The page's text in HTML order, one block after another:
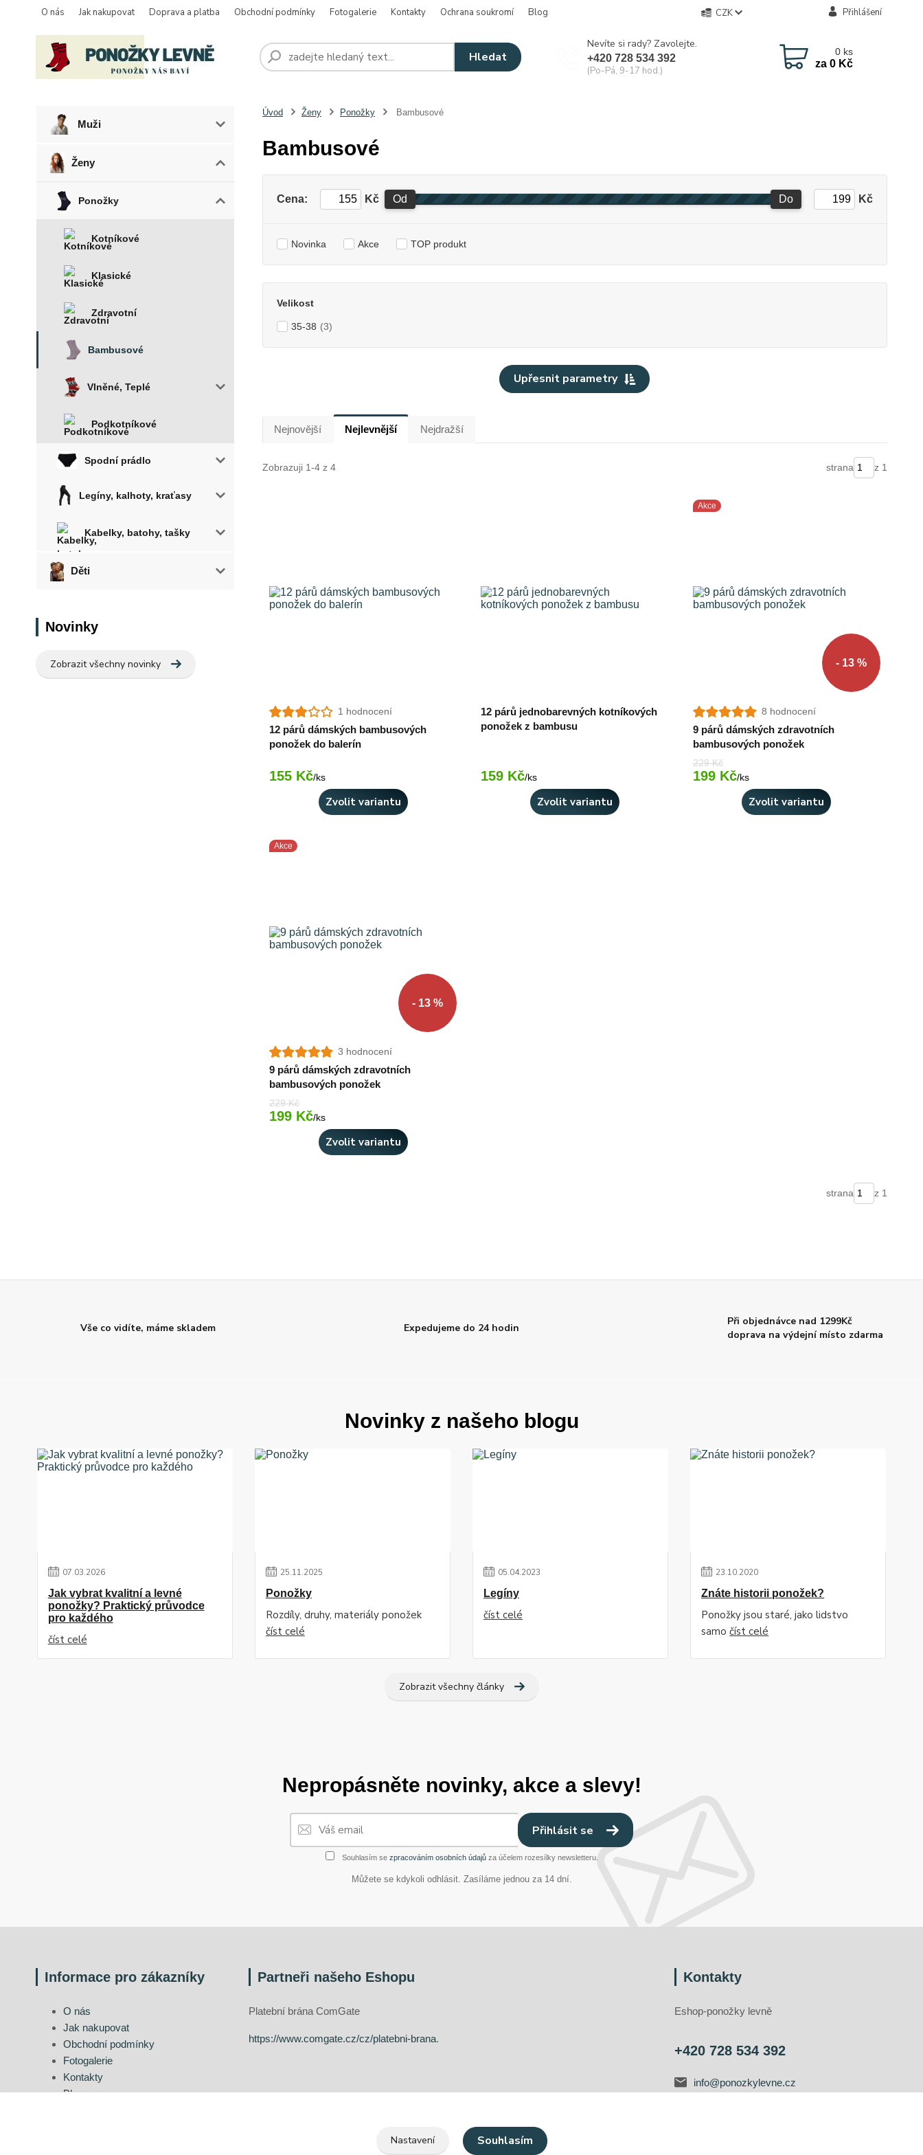
O nás Jak nakupovat Doprava a platba Obchodní podmínky Fotogalerie Kontakty Ochrana soukromí Blog CZK Přihlášení
Hledat
Nevíte si rady? Zavolejte.
+420 728 534 392
(Po-Pá, 9-17 hod.)
0 ks
za 0 Kč
Muži
Ženy
Ponožky
Kotníkové
Klasické
Zdravotní
Bambusové
Vlněné, Teplé
Podkotníkové
Spodní prádlo
Legíny, kalhoty, kraťasy
Kabelky, batohy, tašky
Děti
Novinky
Zobrazit všechny novinky
Úvod Ženy Ponožky Bambusové
Bambusové
Upřesnit parametry
Cena: Kč Od Do Kč
Novinka Akce TOP produkt
Velikost
35-38 (3)
Nejnovější Nejlevnější Nejdražší
Zobrazuji 1-4 z 4 strana z 1
1 hodnocení
12 párů dámských bambusových
ponožek do balerín
155 Kč/ks
Zvolit variantu
12 párů jednobarevných kotníkových
ponožek z bambusu
159 Kč/ks
Zvolit variantu
Akce
- 13 %
8 hodnocení
9 párů dámských zdravotních
bambusových ponožek
229 Kč
199 Kč/ks
Zvolit variantu
Akce
- 13 %
3 hodnocení
9 párů dámských zdravotních
bambusových ponožek
229 Kč
199 Kč/ks
Zvolit variantu
strana z 1
Vše co vidíte, máme skladem Expedujeme do 24 hodin
Při objednávce nad 1299Kč
doprava na výdejní místo zdarma
Novinky z našeho blogu
07.03.2026
Jak vybrat kvalitní a levné
ponožky? Praktický průvodce
pro každého
číst celé
25.11.2025
Ponožky
Rozdíly, druhy, materiály ponožek
číst celé
05.04.2023
Legíny
číst celé
23.10.2020
Znáte historii ponožek?
Ponožky jsou staré, jako lidstvo
samočíst celé
Zobrazit všechny články
Nepropásněte novinky, akce a slevy!
Přihlásit se
Souhlasím se zpracováním osobních údajůza účelem rozesílky newsletteru.
Můžete se kdykoli odhlásit. Zasíláme jednou za 14 dní.
Informace pro zákazníky
O nás
Jak nakupovat
Obchodní podmínky
Fotogalerie
Kontakty
Blog
Partneři našeho Eshopu
Platební brána ComGate
https://www.comgate.cz/cz/platebni-brana.
Kontakty
Eshop-ponožky levně
+420 728 534 392
info@ponozkylevne.cz
Nastavení Souhlasím